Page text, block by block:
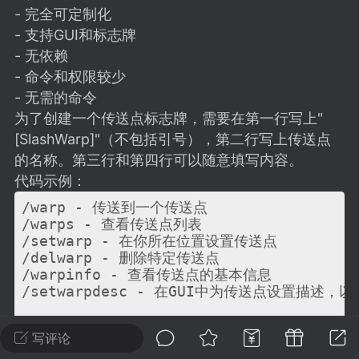
议贴】SodaMC 的改进与建议 🧃
社区的建议&反馈板块，欢迎每
在这里畅所欲言，提出你对 社区功能、
、管理方式等方面 的任何想法！...
11 5.9k
潮涌核心
永久赞助者
24 23:37
电脑端 整合包分享
主页反馈贴
反馈你遇到的问题 以及 你期望的功能等
不方便可尝试通过邮箱与作者进行反馈
写评论
- 完全可定制化
- 支持GUI和标志牌
- 无依赖
- 命令和权限较少
- 无需的命令
为了创建一个传送点标志牌，需要在第一行写上"
[SlashWarp]"（不包括引号），第二行写上传送点
的名称。第三行和第四行可以随意填写内容。
代码示例：
/warp - 传送到一个传送点
/warps - 查看传送点列表
/setwarp - 在你所在位置设置传送点
/delwarp - 删除特定传送点
/warpinfo - 查看传送点的基本信息
/setwarpdesc - 在GUI中为传送点设置描述，以
所有命令可以在前面加's'作为别名，例如：/